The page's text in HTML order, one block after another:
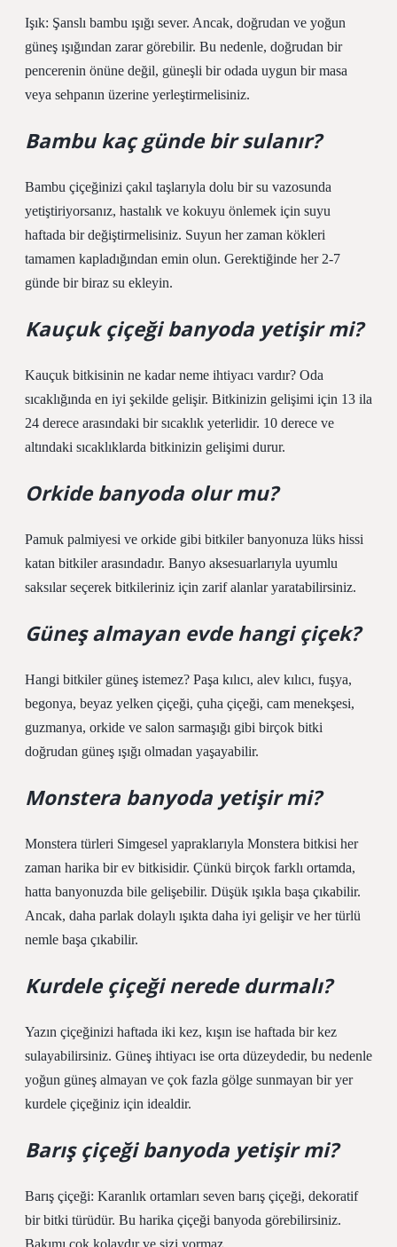
Işık: Şanslı bambu ışığı sever. Ancak, doğrudan ve yoğun
güneş ışığından zarar görebilir. Bu nedenle, doğrudan bir
pencerenin önüne değil, güneşli bir odada uygun bir masa
veya sehpanın üzerine yerleştirmelisiniz.
Bambu kaç günde bir sulanır?
Bambu çiçeğinizi çakıl taşlarıyla dolu bir su vazosunda
yetiştiriyorsanız, hastalık ve kokuyu önlemek için suyu
haftada bir değiştirmelisiniz. Suyun her zaman kökleri
tamamen kapladığından emin olun. Gerektiğinde her 2-7
günde bir biraz su ekleyin.
Kauçuk çiçeği banyoda yetişir mi?
Kauçuk bitkisinin ne kadar neme ihtiyacı vardır? Oda
sıcaklığında en iyi şekilde gelişir. Bitkinizin gelişimi için 13 ila
24 derece arasındaki bir sıcaklık yeterlidir. 10 derece ve
altındaki sıcaklıklarda bitkinizin gelişimi durur.
Orkide banyoda olur mu?
Pamuk palmiyesi ve orkide gibi bitkiler banyonuza lüks hissi
katan bitkiler arasındadır. Banyo aksesuarlarıyla uyumlu
saksılar seçerek bitkileriniz için zarif alanlar yaratabilirsiniz.
Güneş almayan evde hangi çiçek?
Hangi bitkiler güneş istemez? Paşa kılıcı, alev kılıcı, fuşya,
begonya, beyaz yelken çiçeği, çuha çiçeği, cam menekşesi,
guzmanya, orkide ve salon sarmaşığı gibi birçok bitki
doğrudan güneş ışığı olmadan yaşayabilir.
Monstera banyoda yetişir mi?
Monstera türleri Simgesel yapraklarıyla Monstera bitkisi her
zaman harika bir ev bitkisidir. Çünkü birçok farklı ortamda,
hatta banyonuzda bile gelişebilir. Düşük ışıkla başa çıkabilir.
Ancak, daha parlak dolaylı ışıkta daha iyi gelişir ve her türlü
nemle başa çıkabilir.
Kurdele çiçeği nerede durmalı?
Yazın çiçeğinizi haftada iki kez, kışın ise haftada bir kez
sulayabilirsiniz. Güneş ihtiyacı ise orta düzeydedir, bu nedenle
yoğun güneş almayan ve çok fazla gölge sunmayan bir yer
kurdele çiçeğiniz için idealdir.
Barış çiçeği banyoda yetişir mi?
Barış çiçeği: Karanlık ortamları seven barış çiçeği, dekoratif
bir bitki türüdür. Bu harika çiçeği banyoda görebilirsiniz.
Bakımı çok kolaydır ve sizi yormaz.